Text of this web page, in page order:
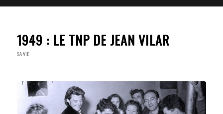
1949 : LE TNP DE JEAN VILAR
SA VIE